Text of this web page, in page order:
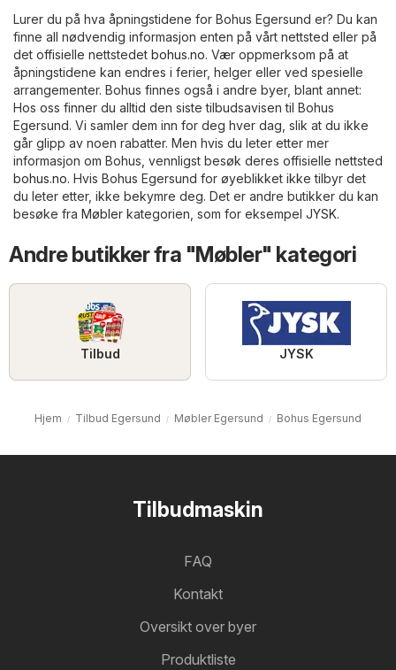
Lurer du på hva åpningstidene for Bohus Egersund er? Du kan
finne all nødvendig informasjon enten på vårt nettsted eller på
det offisielle nettstedet bohus.no. Vær oppmerksom på at
åpningstidene kan endres i ferier, helger eller ved spesielle
arrangementer. Bohus finnes også i andre byer, blant annet:
Hos oss finner du alltid den siste tilbudsavisen til Bohus
Egersund. Vi samler dem inn for deg hver dag, slik at du ikke
går glipp av noen rabatter. Men hvis du leter etter mer
informasjon om Bohus, vennligst besøk deres offisielle nettsted
bohus.no. Hvis Bohus Egersund for øyeblikket ikke tilbyr det
du leter etter, ikke bekymre deg. Det er andre butikker du kan
besøke fra Møbler kategorien, som for eksempel JYSK.
Andre butikker fra "Møbler" kategori
Tilbud JYSK
Hjem Tilbud Egersund Møbler Egersund Bohus Egersund
Tilbudmaskin
FAQ
Kontakt
Oversikt over byer
Produktliste